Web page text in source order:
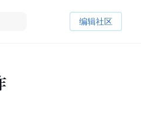
编辑社区